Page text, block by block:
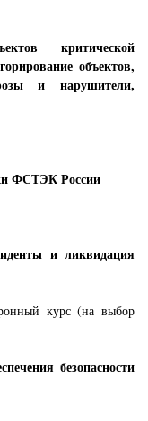
критической
объектов,
и нарушители,
ФСТЭК России
и ликвидация
курс (на выбор
безопасности